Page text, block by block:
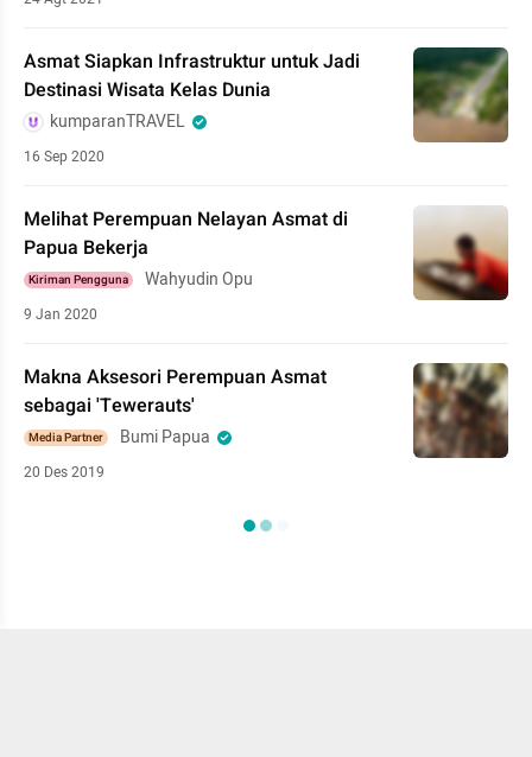
Asmat Siapkan Infrastruktur untuk Jadi
Destinasi Wisata Kelas Dunia
kumparanTRAVEL
16 Sep 2020
Melihat Perempuan Nelayan Asmat di
Papua Bekerja
Kiriman Pengguna Wahyudin Opu
9 Jan 2020
Makna Aksesori Perempuan Asmat
sebagai 'Tewerauts'
Media Partner Bumi Papua
20 Des 2019